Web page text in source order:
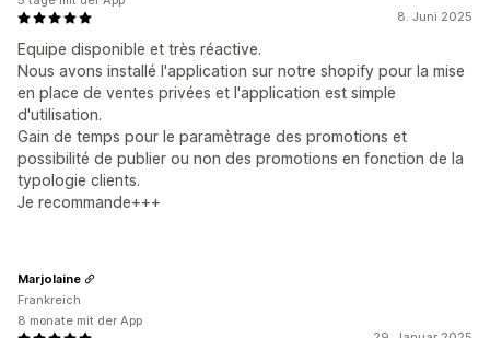
8. Juni 2025
Equipe disponible et très réactive.
Nous avons installé l'application sur notre shopify pour la mise
en place de ventes privées et l'application est simple
d'utilisation.
Gain de temps pour le paramètrage des promotions et
possibilité de publier ou non des promotions en fonction de la
typologie clients.
Je recommande+++
Marjolaine
Frankreich
8 monate mit der App